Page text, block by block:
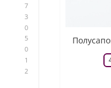
7
3
0
5
0
1
2